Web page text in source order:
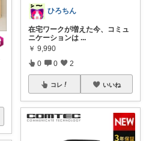
ひろちん
在宅ワークが増えた今、コミュ
ニケーションは ...
￥ 9,990
0 0 2
コレ いいね